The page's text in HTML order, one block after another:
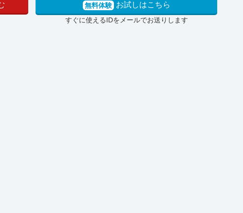
無料体験 お試しはこちら
すぐに使えるIDをメールでお送りします